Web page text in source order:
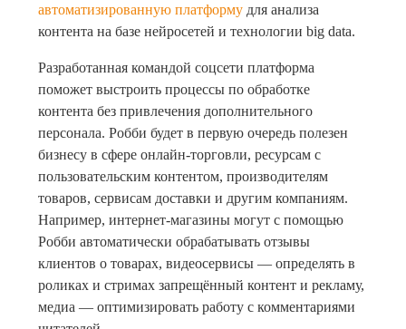
автоматизированную платформу для анализа
контента на базе нейросетей и технологии big data.
Разработанная командой соцсети платформа
поможет выстроить процессы по обработке
контента без привлечения дополнительного
персонала. Робби будет в первую очередь полезен
бизнесу в сфере онлайн-торговли, ресурсам с
пользовательским контентом, производителям
товаров, сервисам доставки и другим компаниям.
Например, интернет-магазины могут с помощью
Робби автоматически обрабатывать отзывы
клиентов о товарах, видеосервисы — определять в
роликах и стримах запрещённый контент и рекламу,
медиа — оптимизировать работу с комментариями